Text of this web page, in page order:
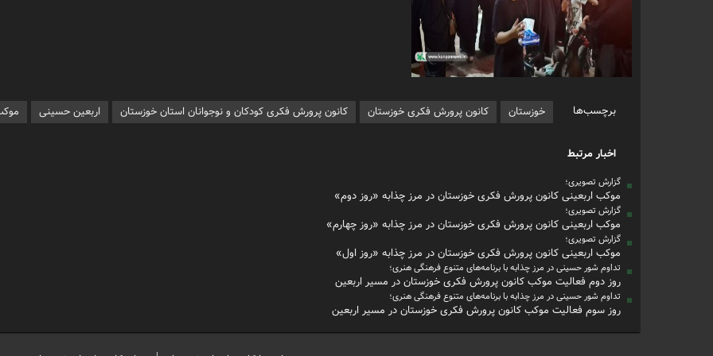
برچسب‌ها خوزستان کانون پرورش فکری خوزستان کانون پرورش فکری کودکان و نوجوانان استان خوزستان اربعین حسینی
اخبار مرتبط
گزارش تصویری؛
موکب اربعینی کانون پرورش فکری خوزستان در مرز چذابه «روز دوم»
گزارش تصویری؛
موکب اربعینی کانون پرورش فکری خوزستان در مرز چذابه «روز چهارم»
گزارش تصویری؛
موکب اربعینی کانون پرورش فکری خوزستان در مرز چذابه «روز اول»
تداوم شور حسینی در مرز چذابه با برنامه‌های متنوع فرهنگی هنری؛
روز دوم فعالیت موکب کانون پرورش فکری خوزستان در مسیر اربعین
تداوم شور حسینی در مرز چذابه با برنامه‌های متنوع فرهنگی هنری؛
روز سوم فعالیت موکب کانون پرورش فکری خوزستان در مسیر اربعین